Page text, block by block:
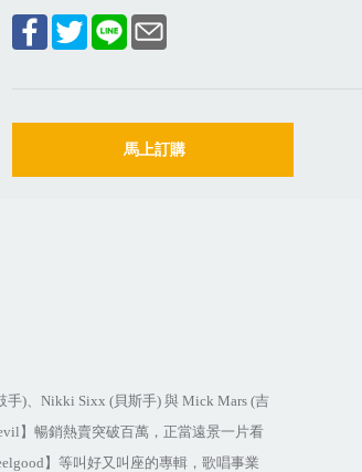
馬上訂購
手)、 Nikki Sixx (貝斯手) 與 Mick Mars (吉
】暢銷熱賣突破百萬，正當遠景一片看
】等叫好又叫座的專輯，歌唱事業